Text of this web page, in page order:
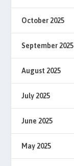
October 2025
September 2025
August 2025
July 2025
June 2025
May 2025